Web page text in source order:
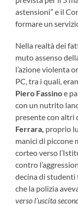
astensioni” e il
formare un
Nella realtà dei
muto assenso
l’azione violenta
PC, tra i quali,
Piero Fassinoe
con un nutrito
presente con altri
Ferrara, proprio
manici di piccone
corteo verso
contro
decina di
che la polizia
verso l’uscita